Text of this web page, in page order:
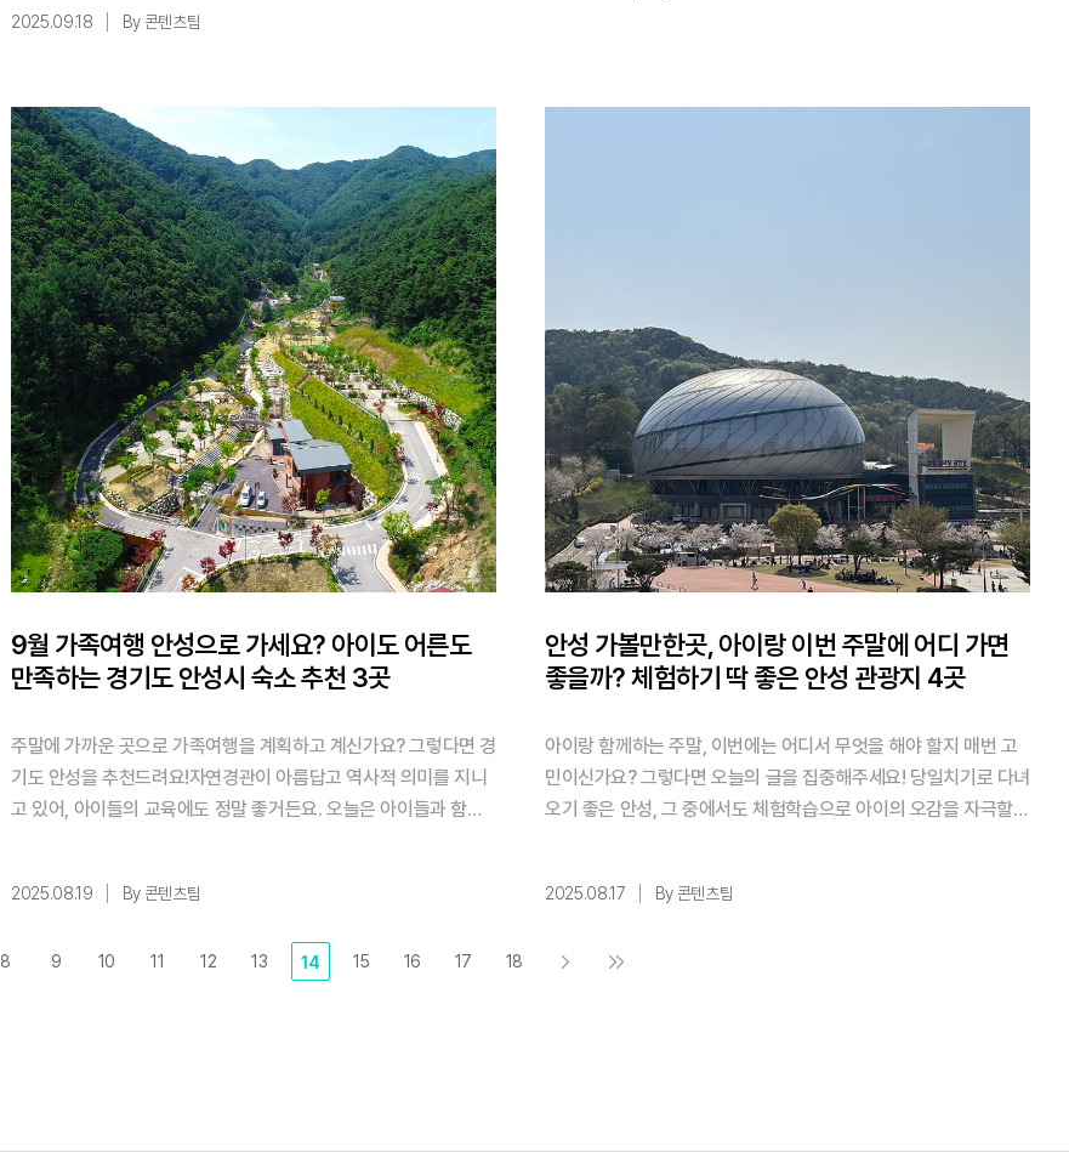
초가 절정기, 오전 촬영이 가장 예쁘게 나와요 3️⃣ 안성 핑크뮬리 구
2025.09.18 By 콘텐츠팀
9월 가족여행 안성으로 가세요? 아이도 어른도
만족하는 경기도 안성시 숙소 추천 3곳
주말에 가까운 곳으로 가족여행을 계획하고 계신가요? 그렇다면 경
기도 안성을 추천드려요!자연경관이 아름답고 역사적 의미를 지니
고 있어, 아이들의 교육에도 정말 좋거든요. 오늘은 아이들과 함께
여행지예요 2️⃣ 골프리조트부터 농촌체험까지 다양한 숙소 선택 가
요 목차 1. 마에스트로 컨트리클럽 & 호텔 ...
2025.08.19 By 콘텐츠팀
안성 가볼만한곳, 아이랑 이번 주말에 어디 가면
좋을까? 체험하기 딱 좋은 안성 관광지 4곳
아이랑 함께하는 주말, 이번에는 어디서 무엇을 해야 할지 매번 고
민이신가요? 그렇다면 오늘의 글을 집중해주세요! 당일치기로 다녀
오기 좋은 안성, 그 중에서도 체험학습으로 아이의 오감을 자극할
관측, 문화재 탐방까지 다양한 체험이 한 번에 목차 1. 안성맞춤랜드
3. 안성 천문과학관 - 우주 ...
2025.08.17 By 콘텐츠팀
8 9 10 11 12 13 14 15 16 17 18